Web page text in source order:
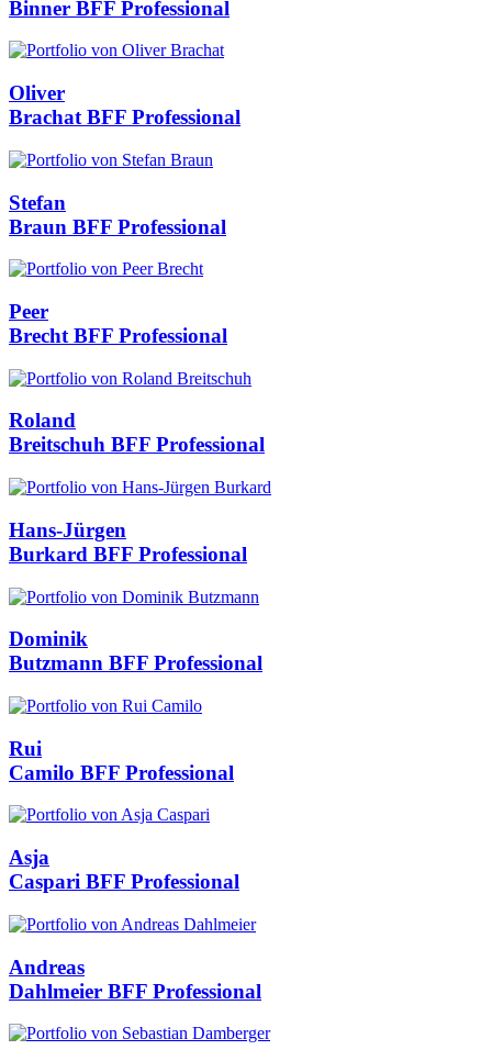
Binner BFF Professional
Oliver
Brachat BFF Professional
Stefan
Braun BFF Professional
Peer
Brecht BFF Professional
Roland
Breitschuh BFF Professional
Hans-Jürgen
Burkard BFF Professional
Dominik
Butzmann BFF Professional
Rui
Camilo BFF Professional
Asja
Caspari BFF Professional
Andreas
Dahlmeier BFF Professional